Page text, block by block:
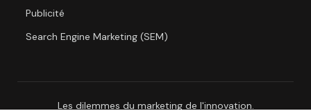
Publicité
Search Engine Marketing (SEM)
Les dilemmes du marketing de l'innovation.